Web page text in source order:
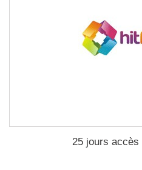
25 jours accès